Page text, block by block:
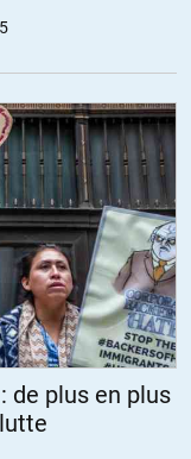
de plus en plus